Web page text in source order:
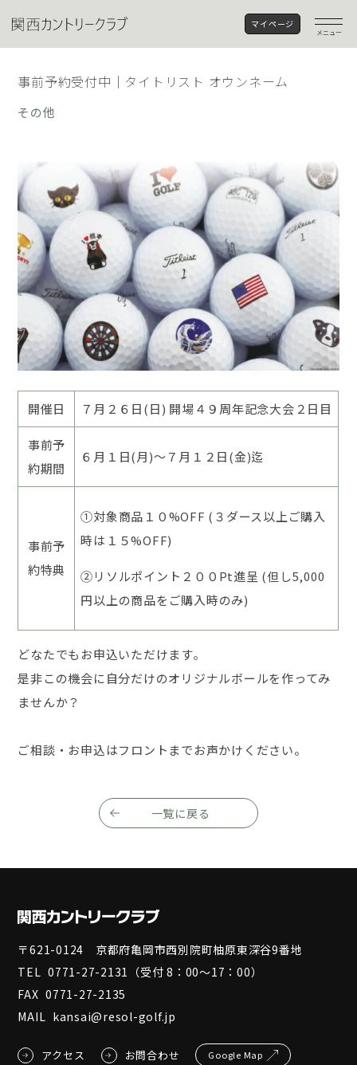
メニュー
マイページ
事前予約受付中│タイトリスト オウンネーム
その他
開催日 ７月２６日(日) 開場４９周年記念大会２日目
事前予
約期間
６月１日(月)～７月１２日(金)迄
事前予
約特典
①対象商品１０%OFF (３ダース以上ご購入
時は１５%OFF)
②リソルポイント２００Pt進呈 (但し5,000
円以上の商品をご購入時のみ)
どなたでもお申込いただけます。
是非この機会に自分だけのオリジナルボールを作ってみ
ませんか？
ご相談・お申込はフロントまでお声かけください。
一覧に戻る
〒621-0124 京都府亀岡市西別院町柚原東深谷9番地
TEL 0771-27-2131 （受付 8：00～17：00）
FAX 0771-27-2135
MAIL kansai@resol-golf.jp
アクセス お問合わせ Google Map